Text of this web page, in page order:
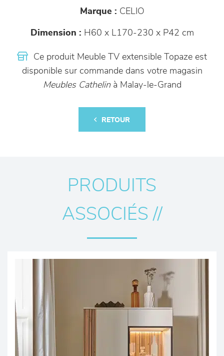
Marque : CELIO
Dimension : H60 x L170-230 x P42 cm
Ce produit Meuble TV extensible Topaze est
disponible sur commande dans votre magasin
Meubles Cathelinà Malay-le-Grand
RETOUR
PRODUITS
ASSOCIÉS //